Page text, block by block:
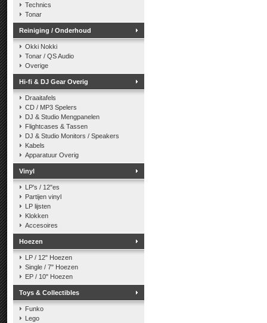
Technics
Tonar
Reiniging / Onderhoud
Okki Nokki
Tonar / QS Audio
Overige
Hi-fi & DJ Gear Overig
Draaitafels
CD / MP3 Spelers
DJ & Studio Mengpanelen
Flightcases & Tassen
DJ & Studio Monitors / Speakers
Kabels
Apparatuur Overig
Vinyl
LP's / 12"es
Partijen vinyl
LP lijsten
Klokken
Accesoires
Hoezen
LP / 12" Hoezen
Single / 7" Hoezen
EP / 10" Hoezen
Toys & Collectibles
Funko
Lego